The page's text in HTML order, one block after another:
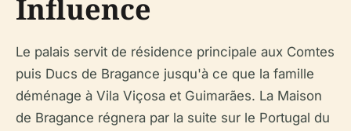
Influence
Le palais servit de résidence principale aux Comtes
puis Ducs de Bragance jusqu'à ce que la famille
déménage à Vila Viçosa et Guimarães. La Maison
de Bragance régnera par la suite sur le Portugal du